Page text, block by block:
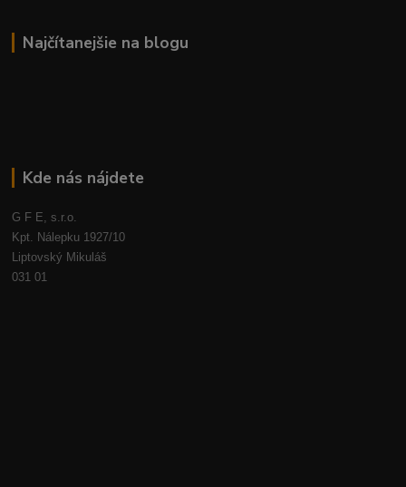
Najčítanejšie na blogu
Kde nás nájdete
G F E, s.r.o.
Kpt. Nálepku 1927/10
Liptovský Mikuláš
031 01